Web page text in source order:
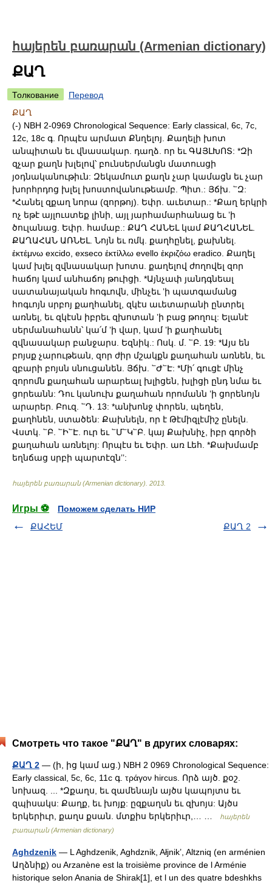
հայերեն բառարան (Armenian dictionary)
ՔԱՂ
Толкование
Перевод
ՔԱՂ
(-) NBH 2-0969 Chronological Sequence: Early classical, 6c, 7c,
12c, 18c գ. Որպէս արմատ Քնղելոյ. Քաղելի խոտ
անպիտան եւ վնասակար. դաղձ. որ եւ ԳԱՅԼԽՈՏ: *Զի
զչար քաղն խլելով՝ բունսերմանցն մատուսցի
յօդնականութիւն: Զեկամուտ քաղն չար կամացն եւ չար
խորհրդոց խլել խոստովանութեամբ. Պիտ.: Յճխ. ՟Զ:
*Հանել զքաղ նորա (զորթոյ). Եփր. աւետար.: *Քաղ երկրի
ոչ եթէ այլուստեք լինի, այլ յարհամարհանաց եւ ʼի
ծուլանաց. Եփր. համաբ.: ՔԱՂ ՀԱՆԵԼ կամ ՔԱՂՀԱՆԵԼ.
ՔԱՂԱՀԱՆ ԱՌՆԵԼ. Նոյն եւ ռմկ. քաղհընել, քախնել.
ἑκτέμνω excido, exseco ἑκτίλλω evello ἑκριζόω eradico. Քաղել
կամ խլել զվնասակար խոտս. քաղելով ժողովել զոր
հաճոյ կամ անհաճոյ թուիցի. *Այնչափ յանդգնեալ
սատանայական հոգւովն, մինչեւ ʼի պատգամանց
հոգւոյն սրբոյ քաղհանել, զկէս աւետարանի ընտրել
առնել, եւ զկէսն իբրեւ զխոտան ʼի բաց թողուլ: Ելանէ
սերմանահանն՝ կա՛մ ʼի վար, կամ ʼի քաղհանել
զվնասակար բանջարս. Եզնիկ.: Ոսկ. մ. ՟Բ. 19: *Այս են
բոյսք չարութեան, զոր ժիր մշակքն քաղահան առնեն, եւ
զբարի բոյսն սնուցանեն. Յճխ. ՟Ժ՟Է: *Մի՛ գուցէ մինչ
զորոմն քաղահան արարեալ խլիցեն, խլիցի ընդ նմա եւ
ցորեանն: Դու կանուխ քաղահան որոմանն ʼի ցորենոյն
արարեր. Բուզ. ՟Դ. 13: *անխոնջ փորեն, պեղեն,
քաղհնեն, ստածեն: Քախնելն, որ է Թէմիզլէմիշ ընելն.
Վստկ. ՟Բ. ՟Ի՟Է. ուր եւ ՟Մ՟Կ՟Բ. կայ Քախնիչ, իբր գործի
քաղահան առնելոյ: Որպէս եւ Եփր. առ Լեհ. *Քախմամբ
եղնճաց սրբի պարտէզնʼʼ:
հայերեն բառարան (Armenian dictionary) 2013
Игры ⚽
Поможем сделать НИР
ՔԱՀԵՄ
ՔԱՂ 2
Смотреть что такое "ՔԱՂ" в других словарях:
ՔԱՂ 2 — (ի, ից կամ աց.) NBH 2 0969 Chronological Sequence:
Early classical, 5c, 6c, 11c գ. τράγον hircus. Որձ այծ. քօշ.
նոխազ. ... *Զքաղս, եւ զամենայն այծս կապոյտս եւ
զպիսակս: Քաղք, եւ խոյք: ըզքաղսն եւ զխոյս: Այծս
երկերիւր, քաղս քսան. մտքիս երկերիւր,… …
հայերեն
բառարան (Armenian dictionary)
Aghdzenik — L Aghdzenik, Aghdznik, Ałjnik’, Altzniq (en arménien
Աղձնիք) ou Arzanène est la troisième province de l Arménie
historique selon Anania de Shirak[1], et l un des quatre bdeshkhs